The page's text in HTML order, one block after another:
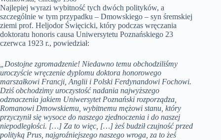
Najlepiej wyrazi wybitność tych dwóch polityków, a
szczególnie w tym przypadku – Dmowskiego – syn śremskiej
ziemi prof. Heljodor Święcicki, który podczas wręczania
doktoratu honoris causa Uniwersytetu Poznańskiego 23
czerwca 1923 r., powiedział:
„Dostojne zgromadzenie! Niedawno temu obchodziliśmy
uroczyście wręczenie dyplomu doktora honorowego
marszałkowi Francji, Anglii i Polski Ferdynandowi Fochowi.
Dziś obchodzimy uroczystość nadania najwyższego
odznaczenia jakiem Uniwersytet Poznański rozporządza,
Romanowi Dmowskiemu, wybitnemu mężowi stanu, który
przyczynił się wysoce do naszego zjednoczenia i do naszej
niepodległości. […] Za to więc, […] żeś budził czujność przed
polityką Prus, najgroźniejszego naszego wroga, za to żeś